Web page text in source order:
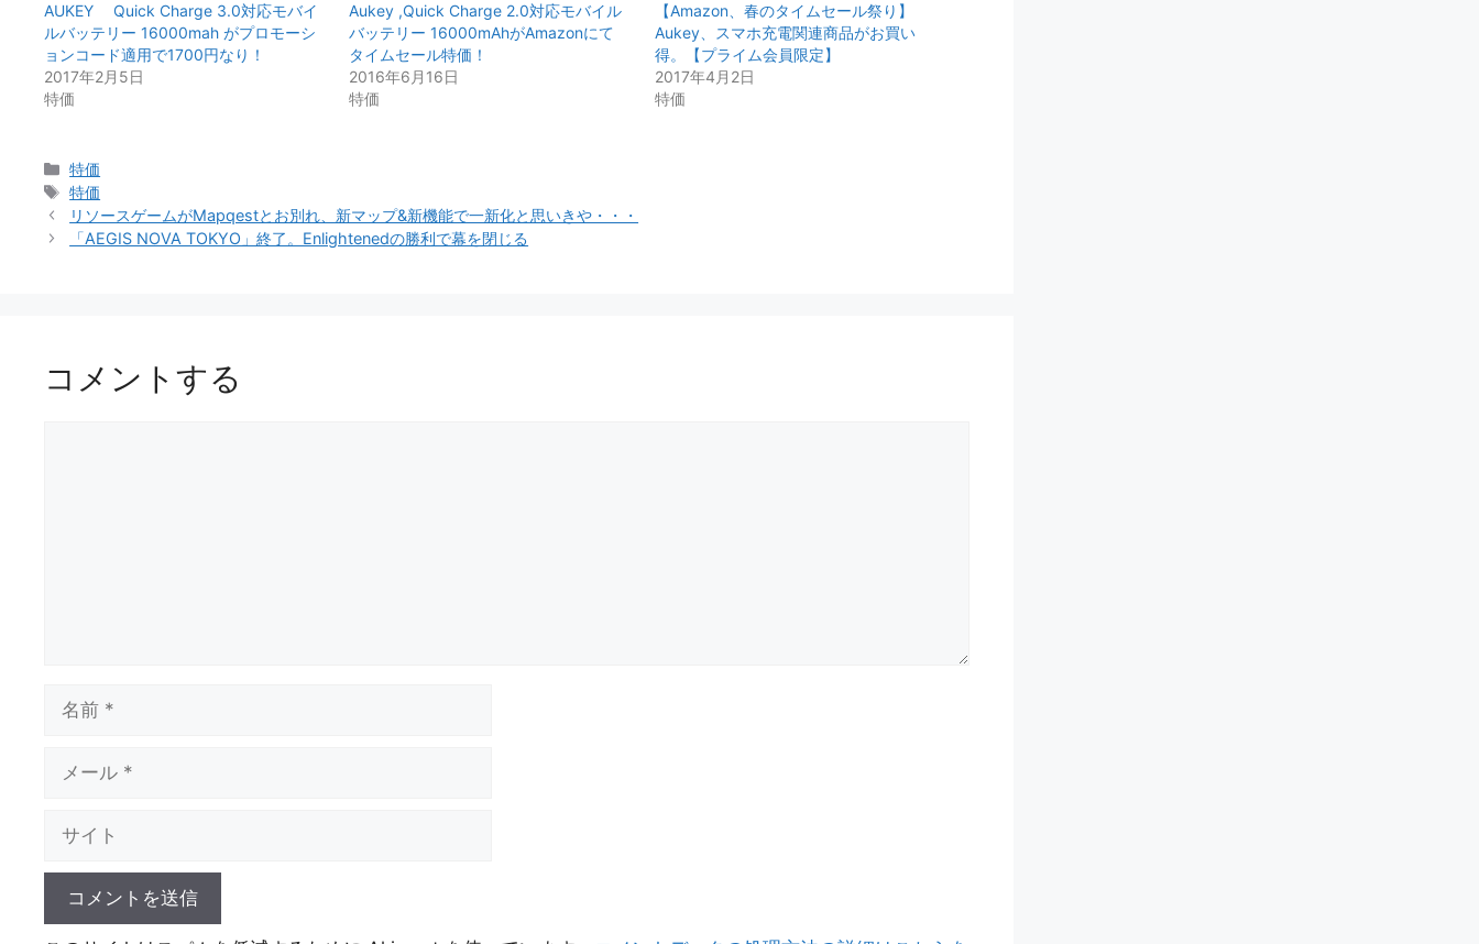
AUKEY Quick Charge 3.0対応モバイ
ルバッテリー 16000mah がプロモーシ
ョンコード適用で1700円なり！
2017年2月5日
特価
Aukey ,Quick Charge 2.0対応モバイル
バッテリー 16000mAhがAmazonにて
タイムセール特価！
2016年6月16日
特価
【Amazon、春のタイムセール祭り】
Aukey、スマホ充電関連商品がお買い
得。【プライム会員限定】
2017年4月2日
特価
カ
テ
ゴ
リ
特価
タ
グ
特価
リソースゲームがMapqestとお別れ、新マップ&新機能で一新化と思いきや・・・
「AEGIS NOVA TOKYO」終了。Enlightenedの勝利で幕を閉じる
コメントする
ト